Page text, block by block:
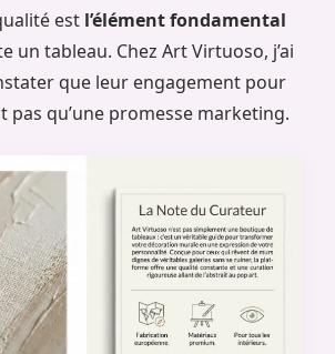
est l’élément fondamental
un tableau. Chez Art Virtuoso, j’ai
que leur engagement pour
pas qu’une promesse marketing.